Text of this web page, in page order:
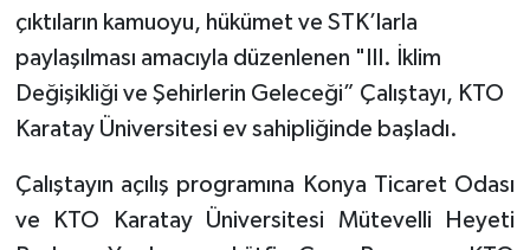
çıktıların kamuoyu, hükümet ve STK’larla
paylaşılması amacıyla düzenlenen "III. İklim
Değişikliği ve Şehirlerin Geleceği” Çalıştayı, KTO
Karatay Üniversitesi ev sahipliğinde başladı.
Çalıştayın açılış programına Konya Ticaret Odası
ve KTO Karatay Üniversitesi Mütevelli Heyeti